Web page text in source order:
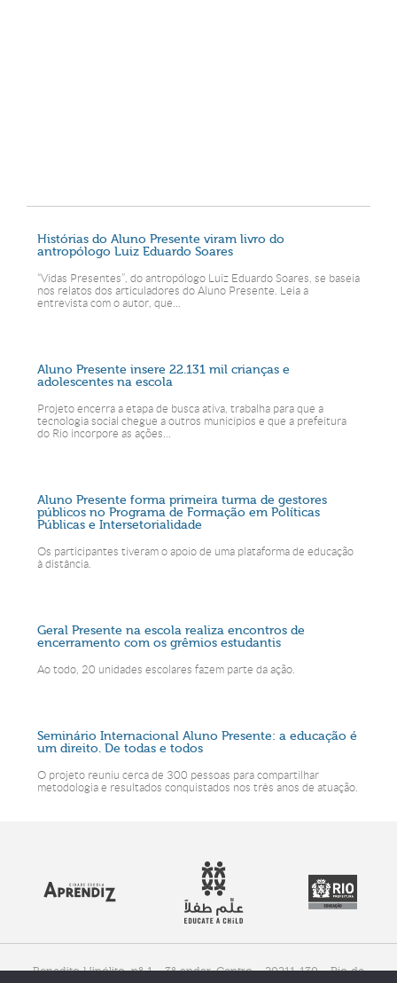
Histórias do Aluno Presente viram livro do
antropólogo Luiz Eduardo Soares
“Vidas Presentes”, do antropólogo Luiz Eduardo Soares, se baseia
nos relatos dos articuladores do Aluno Presente. Leia a
entrevista com o autor, que...
Aluno Presente insere 22.131 mil crianças e
adolescentes na escola
Projeto encerra a etapa de busca ativa, trabalha para que a
tecnologia social chegue a outros municípios e que a prefeitura
do Rio incorpore as ações...
Aluno Presente forma primeira turma de gestores
públicos no Programa de Formação em Políticas
Públicas e Intersetorialidade
Os participantes tiveram o apoio de uma plataforma de educação
à distância.
Geral Presente na escola realiza encontros de
encerramento com os grêmios estudantis
Ao todo, 20 unidades escolares fazem parte da ação.
Seminário Internacional Aluno Presente: a educação é
um direito. De todas e todos
O projeto reuniu cerca de 300 pessoas para compartilhar
metodologia e resultados conquistados nos três anos de atuação.
Benedito Hipólito, nº 1 - 3º andar, Centro - 20211-130 - Rio de